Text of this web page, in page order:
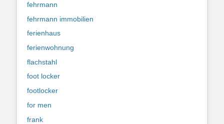
fehrmann
fehrmann immobilien
ferienhaus
ferienwohnung
flachstahl
foot locker
footlocker
for men
frank